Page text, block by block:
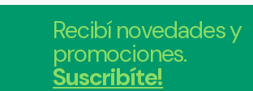
Recibí novedades y
promociones.
Suscribíte!